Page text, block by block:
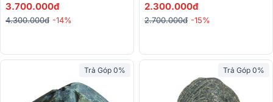
3.700.000đ
4.300.000đ -14%
2.300.000đ
2.700.000đ -15%
Trả Góp 0% Trả Góp 0%